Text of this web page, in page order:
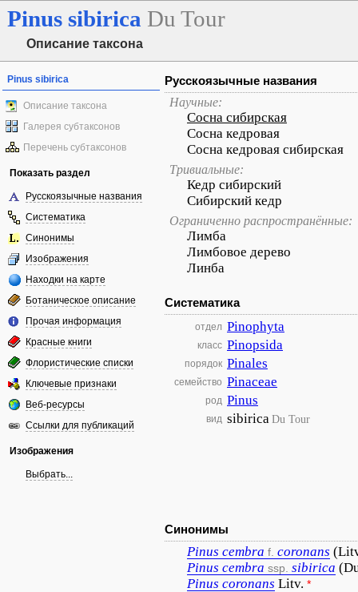
Pinus sibirica Du Tour
Описание таксона
Pinus sibirica
Описание таксона
Галерея субтаксонов
Перечень субтаксонов
Показать раздел
Русскоязычные названия
Систематика
Синонимы
Изображения
Находки на карте
Ботаническое описание
Прочая информация
Красные книги
Флористические списки
Ключевые признаки
Веб-ресурсы
Ссылки для публикаций
Изображения
Выбрать...
Русскоязычные названия
Научные:
Сосна сибирская
Сосна кедровая
Сосна кедровая сибирская
Тривиальные:
Кедр сибирский
Сибирский кедр
Ограниченно распространённые:
Лимба
Лимбовое дерево
Линба
Систематика
отдел Pinophyta
класс Pinopsida
порядок Pinales
семейство Pinaceae
род Pinus
вид sibiricaDu Tour
Синонимы
Pinus cembra f. coronans
Pinus cembra ssp. sibirica
Pinus coronans Litv. *